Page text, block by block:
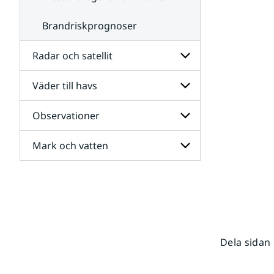
Brandriskprognoser
Radar och satellit
Undersidor
för
Radar
och
satellit
Väder till havs
Undersidor
för
Väder
till
havs
Observationer
Undersidor
för
Mark och vatten
Dela sidan